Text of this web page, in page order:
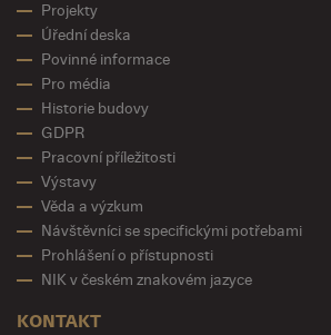
Projekty
Úřední deska
Povinné informace
Pro média
Historie budovy
GDPR
Pracovní příležitosti
Výstavy
Věda a výzkum
Návštěvníci se specifickými potřebami
Prohlášení o přístupnosti
NIK v českém znakovém jazyce
KONTAKT